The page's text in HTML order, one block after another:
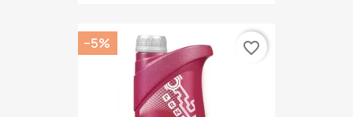
−5% favorite_border